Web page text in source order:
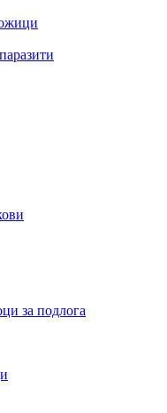
за подлога